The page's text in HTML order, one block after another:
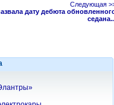
Следующая
дату дебюта